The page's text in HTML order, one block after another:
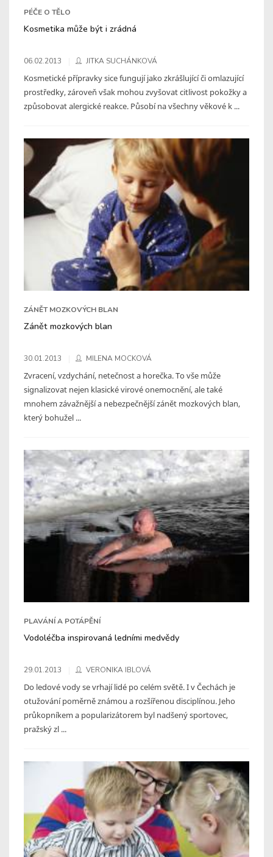
PÉČE O TĚLO
Kosmetika může být i zrádná
06.02.2013 JITKA SUCHÁNKOVÁ
Kosmetické přípravky sice fungují jako zkrášlující či omlazující
prostředky, zároveň však mohou zvyšovat citlivost pokožky a
způsobovat alergické reakce. Působí na všechny věkové k ...
ZÁNĚT MOZKOVÝCH BLAN
Zánět mozkových blan
30.01.2013 MILENA MOCKOVÁ
Zvracení, vzdychání, netečnost a horečka. To vše může
signalizovat nejen klasické virové onemocnění, ale také
mnohem závažnější a nebezpečnější zánět mozkových blan,
který bohužel ...
PLAVÁNÍ A POTÁPĚNÍ
Vodoléčba inspirovaná ledními medvědy
29.01.2013 VERONIKA IBLOVÁ
Do ledové vody se vrhají lidé po celém světě. I v Čechách je
otužování poměrně známou a rozšířenou disciplínou. Jeho
průkopníkem a popularizátorem byl nadšený sportovec,
pražský zl ...